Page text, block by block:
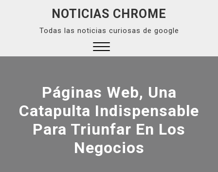
NOTICIAS CHROME
Todas las noticias curiosas de google
Páginas Web, Una
Catapulta Indispensable
Para Triunfar En Los
Negocios